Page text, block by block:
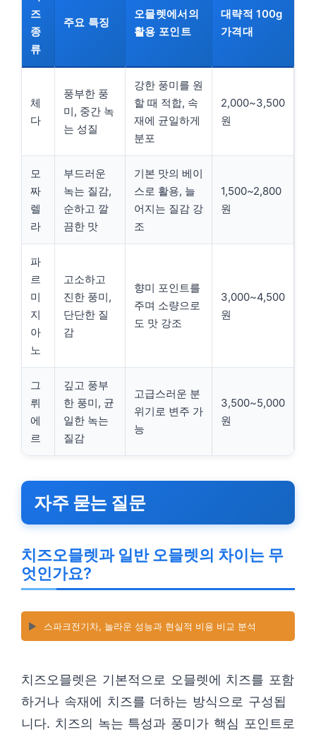
즈
종
류
주요 특징
오믈렛에서의
활용 포인트
대략적 100g
가격대
체
다
풍부한 풍
미, 중간 녹
는 성질
강한 풍미를 원
할 때 적합, 속
재에 균일하게
분포
2,000~3,500
원
모
짜
렐
라
부드러운
녹는 질감,
순하고 깔
끔한 맛
기본 맛의 베이
스로 활용, 늘
어지는 질감 강
조
1,500~2,800
원
파
르
미
지
아
노
고소하고
진한 풍미,
단단한 질
감
향미 포인트를
주며 소량으로
도 맛 강조
3,000~4,500
원
그
뤼
에
르
깊고 풍부
한 풍미, 균
일한 녹는
질감
고급스러운 분
위기로 변주 가
능
3,500~5,000
원
자주 묻는 질문
치즈오믈렛과 일반 오믈렛의 차이는 무
엇인가요?
▶️ 스파크전기차, 놀라운 성능과 현실적 비용 비교 분석
치즈오믈렛은 기본적으로 오믈렛에 치즈를 포함
하거나 속재에 치즈를 더하는 방식으로 구성됩
니다. 치즈의 녹는 특성과 풍미가 핵심 포인트로